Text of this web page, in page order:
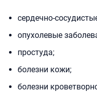
сердечно-
опухолевые
простуда;
болезни кожи;
болезни